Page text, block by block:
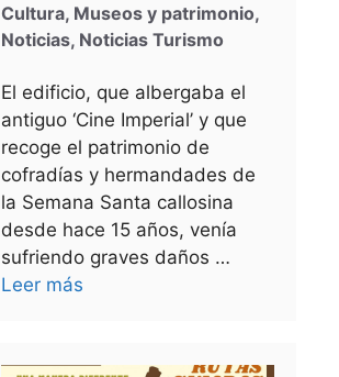
Cultura, Museos y patrimonio,
Noticias, Noticias Turismo
El edificio, que albergaba el
antiguo ‘Cine Imperial’ y que
recoge el patrimonio de
cofradías y hermandades de
la Semana Santa callosina
desde hace 15 años, venía
sufriendo graves daños …
Leer más